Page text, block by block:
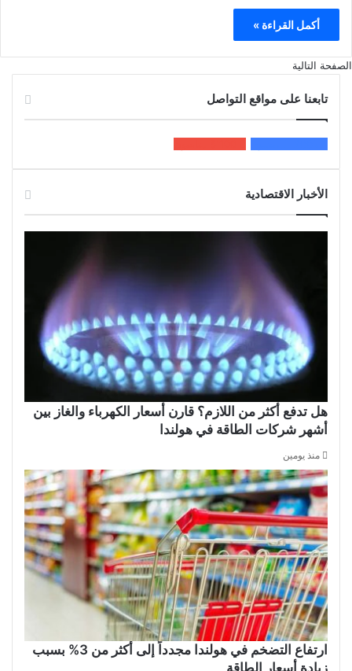
أكمل القراءة »
الصفحة التالية
تابعنا على مواقع التواصل
الأخبار الاقتصادية
هل تدفع أكثر من اللازم؟ قارن أسعار الكهرباء والغاز بين
أشهر شركات الطاقة في هولندا
منذ يومين
ارتفاع التضخم في هولندا مجدداً إلى أكثر من 3% بسبب
زيادة أسعار الطاقة